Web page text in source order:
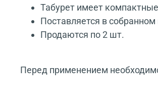
Табурет имеет
Поставляется в
Продаются по 2 шт.
Перед применением